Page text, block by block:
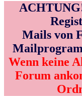
Mails von
Wenn keine
Forum